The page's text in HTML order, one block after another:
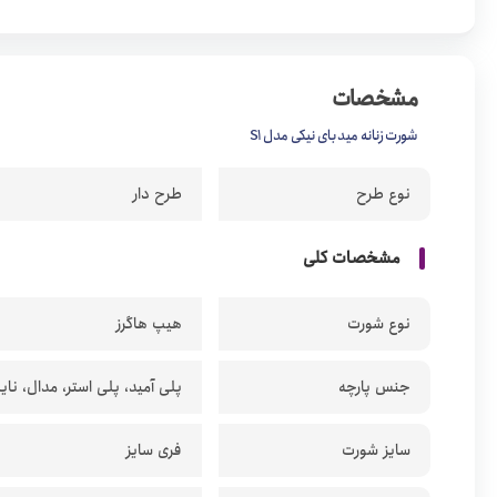
مشخصات
شورت زنانه مید بای نیکی مدل S1
نوع طرح طرح دار
مشخصات کلی
نوع شورت هیپ هاگرز
جنس پارچه پلی آمید، پلی استر، مدال،
سایز شورت فری سایز